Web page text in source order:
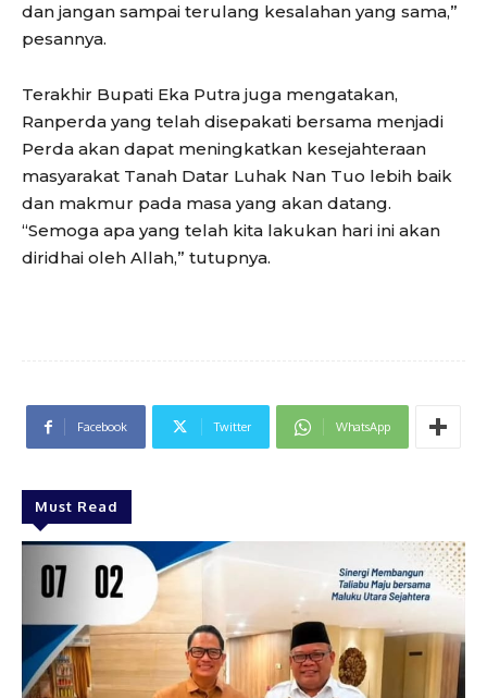
dan jangan sampai terulang kesalahan yang sama,”
pesannya.
Terakhir Bupati Eka Putra juga mengatakan,
Ranperda yang telah disepakati bersama menjadi
Perda akan dapat meningkatkan kesejahteraan
masyarakat Tanah Datar Luhak Nan Tuo lebih baik
dan makmur pada masa yang akan datang.
“Semoga apa yang telah kita lakukan hari ini akan
diridhai oleh Allah,” tutupnya.
Facebook Twitter WhatsApp
Must Read